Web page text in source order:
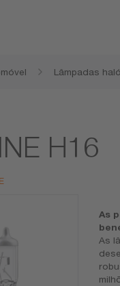
Lâmpadas
H16
As
As